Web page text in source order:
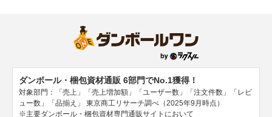
ダンボール・梱包資材通販 6部門でNo.1獲得！
対象部門：「売上」「売上増加額」「ユーザー数」「注文件数」「レビ
ュー数」「品揃え」
東京商工リサーチ調べ（2025年9月時点）
※主要ダンボール・梱包資材専門通販サイトにおいて